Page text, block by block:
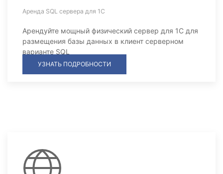
Аренда SQL сервера для 1С
Арендуйте мощный физический сервер для 1С для
размещения базы данных в клиент серверном
варианте SQL
УЗНАТЬ ПОДРОБНОСТИ